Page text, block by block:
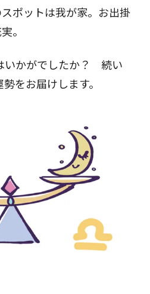
ポットは我が家。お出掛
。
いかがでしたか？ 続い
をお届けします。